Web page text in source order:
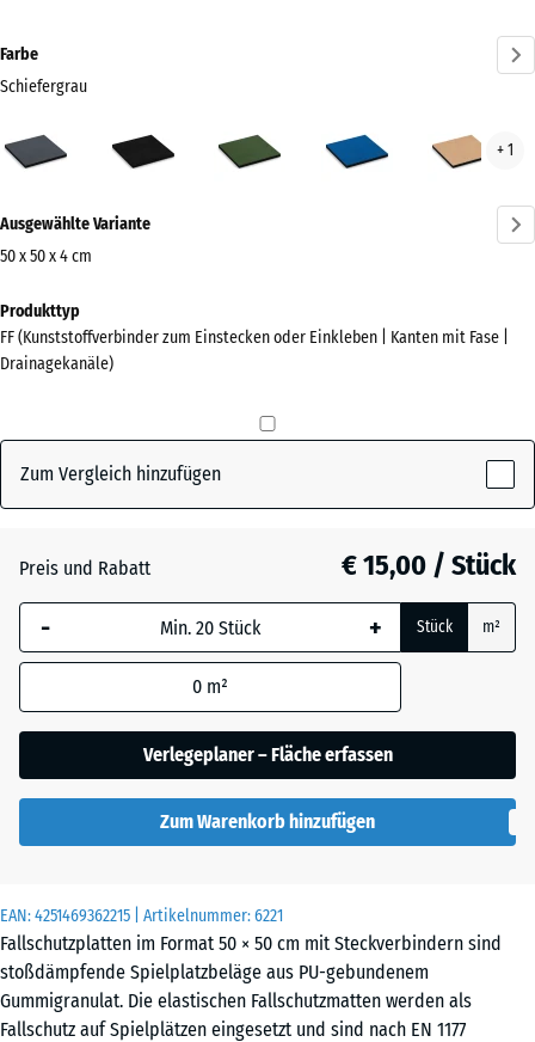
EAN:4251469362215 | Artikelnummer:6221
Fallschutzplatten im Format 50 × 50 cm mit Steckverbindern sind
stoßdämpfende Spielplatzbeläge aus PU-gebundenem
Gummigranulat. Die elastischen Fallschutzmatten werden als
Fallschutz auf Spielplätzen eingesetzt und sind nach EN 1177
Farbe
Schiefergrau
(active)
+ 1
Informationen
zu
Farben?
Farbpalette
Schiefergrau(active)
- € 1,80
Ausgewählte Variante
50 x 50 x 4 cm
Abmessungen
für
den
x
500
Die gewählte, blau
umrandete
Abmessung wird
Produktdaten nicht
anders angegeben)
für die
Bedarfsberechnung
x
50
x 4
cm
Produkttyp
FF (Kunststoffverbinder zum Einstecken oder Einkleben | Kanten mit Fase |
Drainagekanäle)
Zum Vergleich hinzufügen
Preis und Rabatt € 15,00 / Stück
- + Stück m²
0 m²
Verlegeplaner – Fläche erfassen
Zum Warenkorb hinzufügen